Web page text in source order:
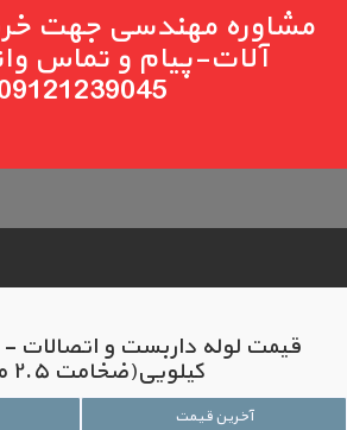
مشاوره مهندسی جهت
آلات-پیام و تماس
کیلویی(ضخامت ۲.۵ میل)
آخرین قیمت